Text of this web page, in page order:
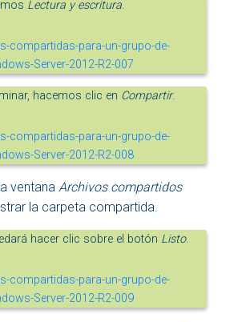
Lectura y escritura.
hacemos clic en Compartir.
ventana Archivos compartidos
la carpeta compartida.
hacer clic sobre el botón Listo.